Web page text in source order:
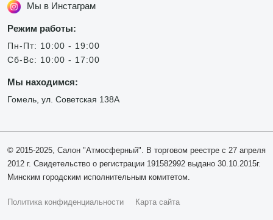
Мы в Инстаграм
Режим работы:
Пн-Пт: 10:00 - 19:00
Сб-Вс: 10:00 - 17:00
Мы находимся:
Гомель, ул. Советская 138А
© 2015-2025, Салон "Атмосферный". В торговом реестре с 27 апреля
2012 г. Свидетельство о регистрации 191582992 выдано 30.10.2015г.
Минским городским исполнительным комитетом.
Политика конфиденциальности Карта сайта